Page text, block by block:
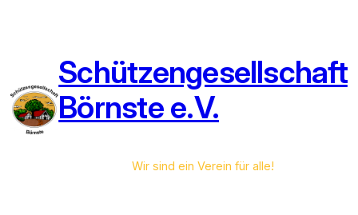
Schützengesellschaft
Börnste e.V.
Wir sind ein Verein für alle!